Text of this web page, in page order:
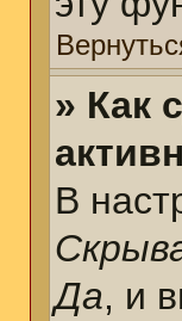
» Как
В
Да, и